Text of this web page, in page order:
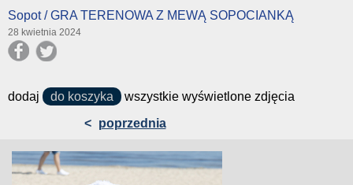
Sopot / GRA TERENOWA Z MEWĄ SOPOCIANKĄ
28 kwietnia 2024
dodaj do koszyka
wszystkie wyświetlone zdjęcia
< poprzednia